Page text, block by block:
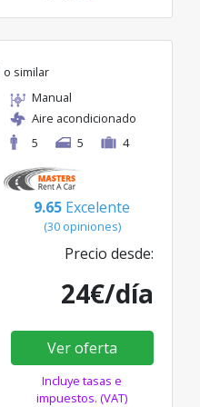
o similar
Manual
Aire acondicionado
5
5 4
9.65 Excelente
(30 opiniones)
Precio desde:
24€/día
Ver oferta
Incluye tasas e
impuestos. (VAT)